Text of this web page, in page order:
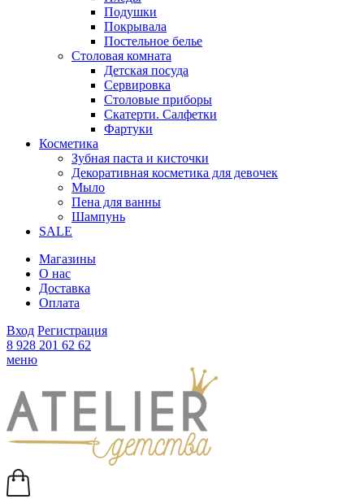
Подушки
Покрывала
Постельное белье
Столовая комната
Детская посуда
Сервировка
Столовые приборы
Скатерти. Салфетки
Фартуки
Косметика
Зубная паста и кисточки
Декоративная косметика для девочек
Мыло
Пена для ванны
Шампунь
SALE
Магазины
О нас
Доставка
Оплата
Вход Регистрация
8 928 201 62 62
меню